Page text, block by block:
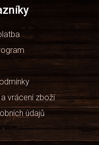
vrácení zboží
údajů